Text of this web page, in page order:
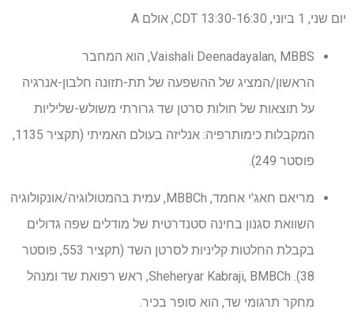
יום שני, 1 ביוני, 13:30-16:30 CDT, אולם A
Vaishali Deenadayalan, MBBS, הוא המחבר
הראשון/המציג של ההשפעה של תת-תזונה חלבון-אנרגיה
על תוצאות של חולות סרטן שד גרורתי משולש-שליליות
המקבלות כימותרפיה: אנליזה בעולם האמיתי (תקציר 1135,
פוסטר 249).
מריאם חאג'י אחמד, MBBCh, עמית בהמטולוגיה/אונקולוגיה
השוואת סגנון בחינה סטנדרטית של מודלים שפה גדולים
בקבלת החלטות קליניות לסרטן השד (תקציר 553, פוסטר
38). Sheheryar Kabraji, BMBCh, ראש רפואת שד ומנהל
מחקר תרגומי שד, הוא סופר בכיר.